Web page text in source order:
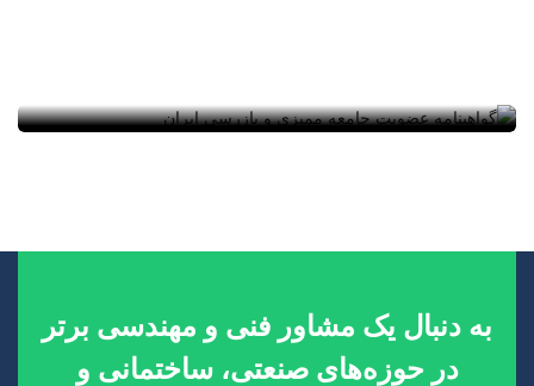
به دنبال یک مشاور فنی و مهندسی برتر
در حوزه‌های صنعتی، ساختمانی و